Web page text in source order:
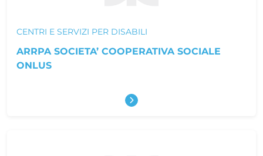
CENTRI E SERVIZI PER DISABILI
ARRPA SOCIETA’ COOPERATIVA SOCIALE
ONLUS
Scopri di più